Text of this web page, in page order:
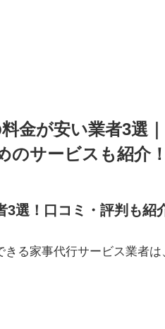
金が安い業者3選
のサービスも紹介！
選！口コミ・評判も紹
る家事代行サービス業者は